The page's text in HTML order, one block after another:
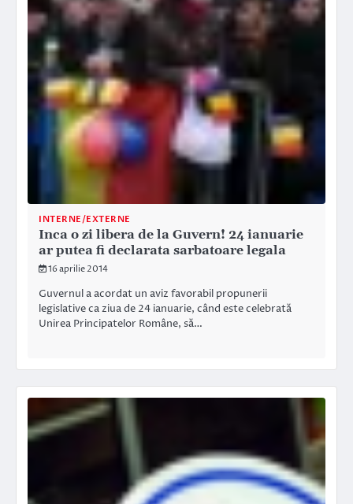
INTERNE/EXTERNE
Inca o zi libera de la Guvern! 24 ianuarie
ar putea fi declarata sarbatoare legala
16 aprilie 2014
Guvernul a acordat un aviz favorabil propunerii
legislative ca ziua de 24 ianuarie, când este celebrată
Unirea Principatelor Române, să…